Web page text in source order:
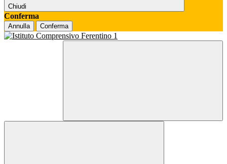
Chiudi
Conferma
Annulla Conferma